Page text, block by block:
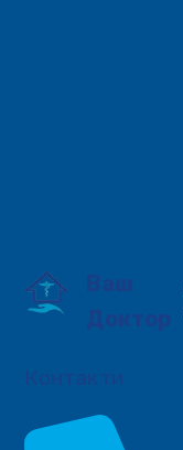
Ваш
Доктор
Контакти